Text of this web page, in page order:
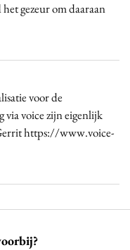
gezeur om daaraan
voor de
via voice zijn eigenlijk
https://www.voice-